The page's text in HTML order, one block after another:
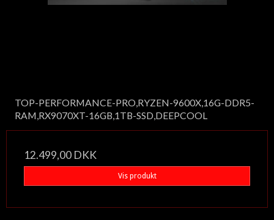
TOP-PERFORMANCE-PRO,RYZEN-9600X,16G-DDR5-
RAM,RX9070XT-16GB,1TB-SSD,DEEPCOOL
12.499,00 DKK
Vis produkt